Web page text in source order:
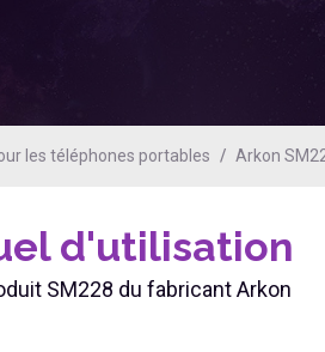
les téléphones portables Arkon
d'utilisation
SM228 du fabricant Arkon